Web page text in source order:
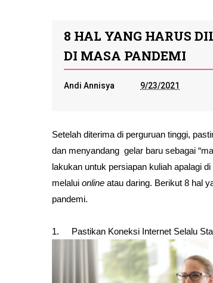
8 HAL YANG HARUS
DI MASA PANDEMI
Andi Annisya 9/23/2021
Setelah diterima di perguruan tinggi,
dan menyandang  gelar baru sebagai
lakukan untuk persiapan kuliah apalagi
melalui online atau daring. Berikut 8 hal
pandemi.
1. Pastikan Koneksi Internet Selalu